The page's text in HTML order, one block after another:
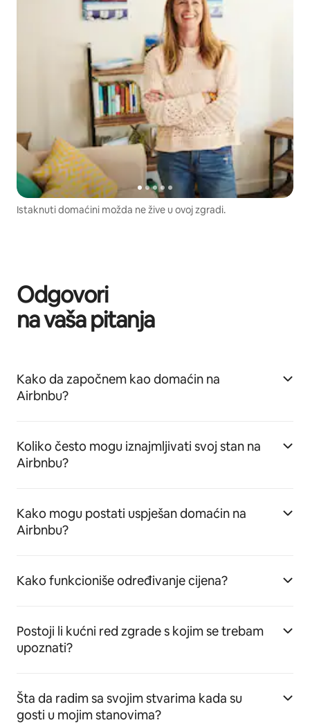
Istaknuti domaćini možda ne žive u ovoj zgradi.
Odgovori
na vaša pitanja
Kako da započnem kao domaćin na
Airbnbu?
Koliko često mogu iznajmljivati svoj stan na
Airbnbu?
Kako mogu postati uspješan domaćin na
Airbnbu?
Kako funkcioniše određivanje cijena?
Postoji li kućni red zgrade s kojim se trebam
upoznati?
Šta da radim sa svojim stvarima kada su
gosti u mojim stanovima?